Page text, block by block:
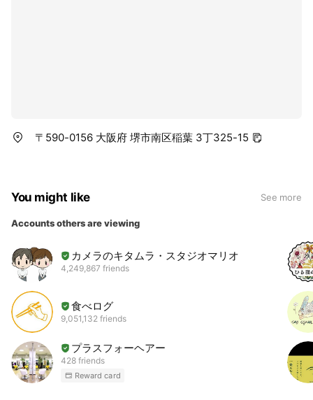
〒590-0156 大阪府 堺市南区稲葉 3丁325-15
You might like See more
Accounts others are viewing
カメラのキタムラ・スタジオマリオ
4,249,867 friends
食べログ
9,051,132 friends
プラスフォーヘアー
428 friends
Reward card